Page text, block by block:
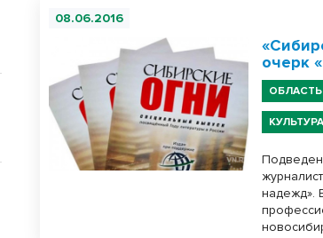
08.06.2016
очерк
ОБЛАСТЬ
КУЛЬТУРА
надежд».